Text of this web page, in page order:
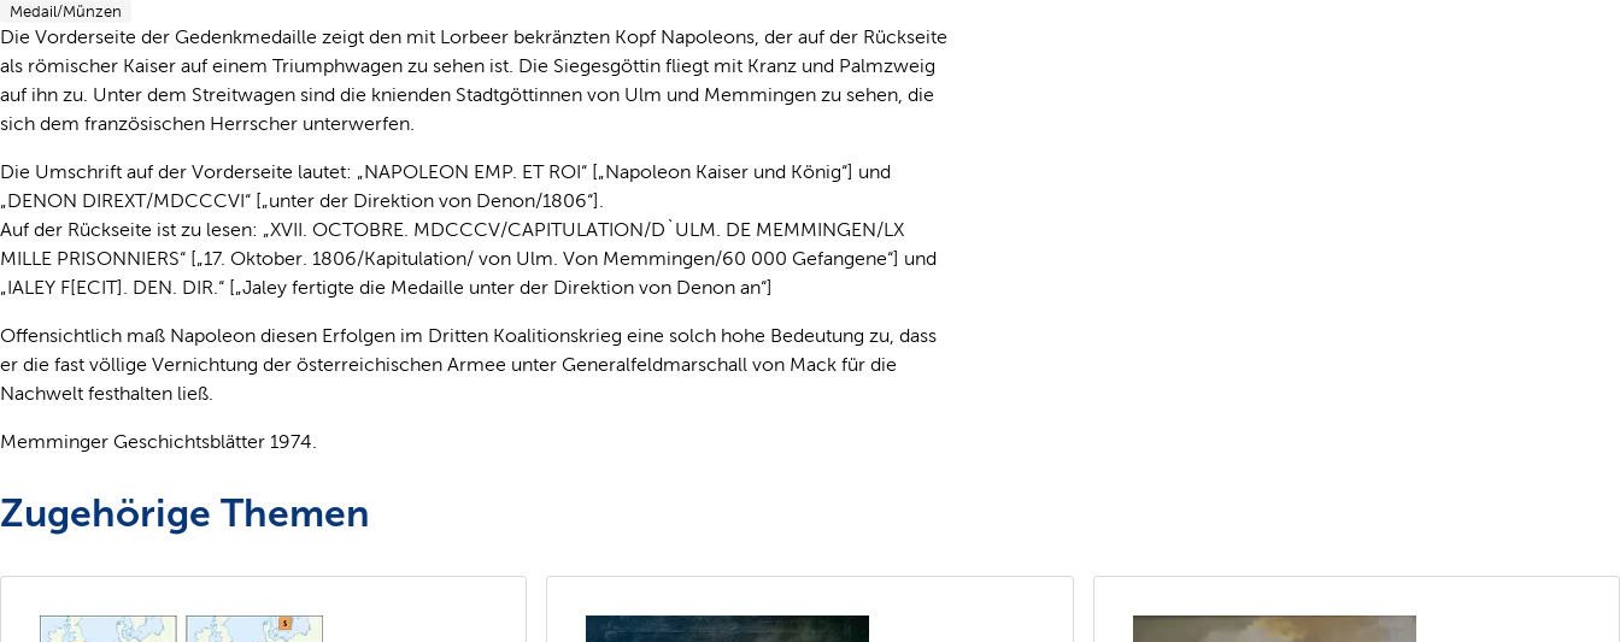
Medail/Münzen
Die Vorderseite der Gedenkmedaille zeigt den mit Lorbeer bekränzten Kopf Napoleons, der auf der Rückseite
als römischer Kaiser auf einem Triumphwagen zu sehen ist. Die Siegesgöttin fliegt mit Kranz und Palmzweig
auf ihn zu. Unter dem Streitwagen sind die knienden Stadtgöttinnen von Ulm und Memmingen zu sehen, die
sich dem französischen Herrscher unterwerfen.
Die Umschrift auf der Vorderseite lautet: „NAPOLEON EMP. ET ROI“ [„Napoleon Kaiser und König“] und
„DENON DIREXT/MDCCCVI“ [„unter der Direktion von Denon/1806“].
Auf der Rückseite ist zu lesen: „XVII. OCTOBRE. MDCCCV/CAPITULATION/D`ULM. DE MEMMINGEN/LX
MILLE PRISONNIERS“ [„17. Oktober. 1806/Kapitulation/ von Ulm. Von Memmingen/60 000 Gefangene“] und
„IALEY F[ECIT]. DEN. DIR.“ [„Jaley fertigte die Medaille unter der Direktion von Denon an“]
Offensichtlich maß Napoleon diesen Erfolgen im Dritten Koalitionskrieg eine solch hohe Bedeutung zu, dass
er die fast völlige Vernichtung der österreichischen Armee unter Generalfeldmarschall von Mack für die
Nachwelt festhalten ließ.
Memminger Geschichtsblätter 1974.
Zugehörige Themen